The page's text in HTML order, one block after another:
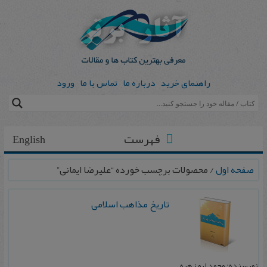
راهنمای خرید درباره ما تماس با ما ورود
English فهرست
صفحه اول/ محصولات برچسب خورده “علیرضا ایمانی”
تاریخ مذاهب اسلامی